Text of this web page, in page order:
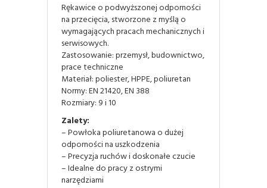
Rękawice o podwyższonej odporności
na przecięcia, stworzone z myślą o
wymagających pracach mechanicznych i
serwisowych.
Zastosowanie: przemysł, budownictwo,
prace techniczne
Materiał: poliester, HPPE, poliuretan
Normy: EN 21420, EN 388
Rozmiary: 9 i 10
Zalety:
– Powłoka poliuretanowa o dużej
odporności na uszkodzenia
– Precyzja ruchów i doskonałe czucie
– Idealne do pracy z ostrymi
narzędziami